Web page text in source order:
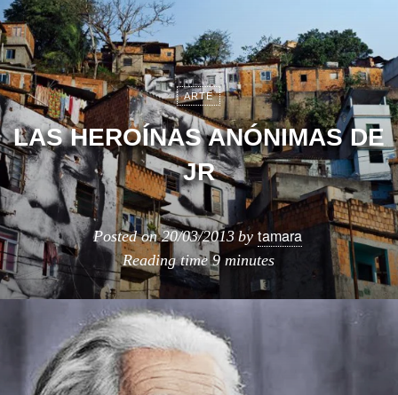
ARTE
LAS HEROÍNAS ANÓNIMAS DE
JR
Posted on20/03/2013 by tamara
Reading time9 minutes